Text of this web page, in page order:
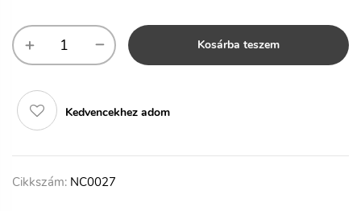
Kosárba teszem
Kedvencekhez adom
Cikkszám: NC0027